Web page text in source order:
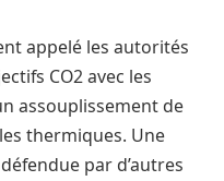
appelé les autorités
CO2 avec les
assouplissement de
thermiques. Une
par d’autres